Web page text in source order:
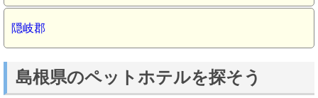
隠岐郡
島根県のペットホテルを探そう